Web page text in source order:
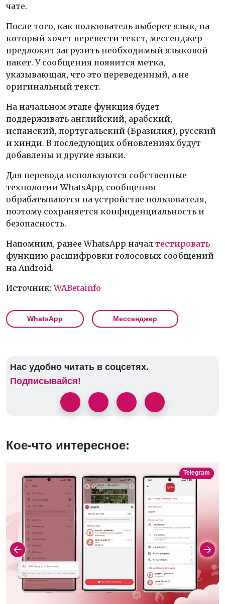
чате.
После того, как пользователь выберет язык, на
который хочет перевести текст, мессенджер
предложит загрузить необходимый языковой
пакет. У сообщения появится метка,
указывающая, что это переведенный, а не
оригинальный текст.
На начальном этапе функция будет
поддерживать английский, арабский,
испанский, португальский (Бразилия), русский
и хинди. В последующих обновлениях будут
добавлены и другие языки.
Для перевода используются собственные
технологии WhatsApp, сообщения
обрабатываются на устройстве пользователя,
поэтому сохраняется конфиденциальность и
безопасность.
Напомним, ранее WhatsApp начал тестировать
функцию расшифровки голосовых сообщений
на Android.
Источник:WABetainfo
WhatsApp Мессенджер
Нас удобно читать в соцсетях.
Подписывайся!
Кое-что интересное:
Telegram